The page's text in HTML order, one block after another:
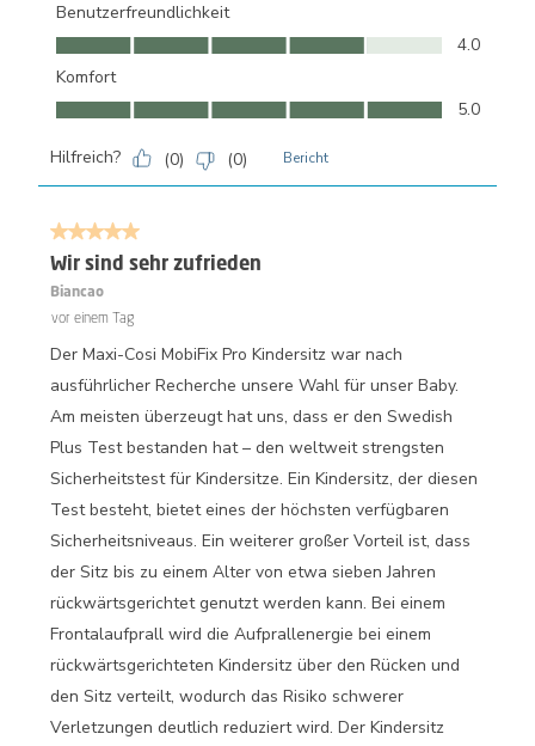
Benutzerfreundlichkeit
Benutzerfreundlichkeit, 4.0 von 5
4.0
Komfort
Komfort, 5.0 von 5
5.0
Hilfreich? (0) (0) Bericht
5 von 5 Sternen.
Wir sind sehr zufrieden
Biancao
vor einem Tag
Der Maxi-Cosi MobiFix Pro Kindersitz war nach
ausführlicher Recherche unsere Wahl für unser Baby.
Am meisten überzeugt hat uns, dass er den Swedish
Plus Test bestanden hat – den weltweit strengsten
Sicherheitstest für Kindersitze. Ein Kindersitz, der diesen
Test besteht, bietet eines der höchsten verfügbaren
Sicherheitsniveaus. Ein weiterer großer Vorteil ist, dass
der Sitz bis zu einem Alter von etwa sieben Jahren
rückwärtsgerichtet genutzt werden kann. Bei einem
Frontalaufprall wird die Aufprallenergie bei einem
rückwärtsgerichteten Kindersitz über den Rücken und
den Sitz verteilt, wodurch das Risiko schwerer
Verletzungen deutlich reduziert wird. Der Kindersitz